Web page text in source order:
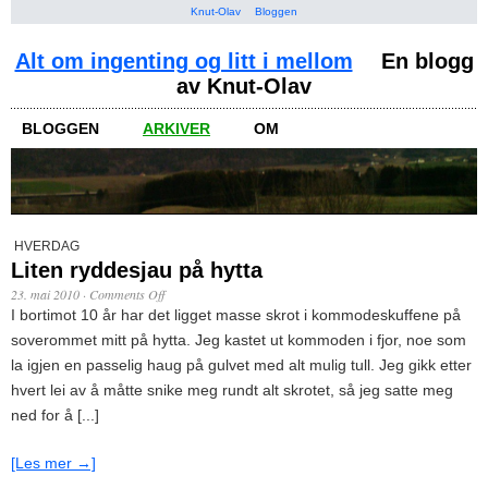
Knut-Olav Bloggen
Alt om ingenting og litt i mellom
En blogg
av Knut-Olav
BLOGGEN ARKIVER OM
HVERDAG
Liten ryddesjau på hytta
23. mai 2010 · Comments Off
I bortimot 10 år har det ligget masse skrot i kommodeskuffene på
soverommet mitt på hytta. Jeg kastet ut kommoden i fjor, noe som
la igjen en passelig haug på gulvet med alt mulig tull. Jeg gikk etter
hvert lei av å måtte snike meg rundt alt skrotet, så jeg satte meg
ned for å [...]
[Les mer →]